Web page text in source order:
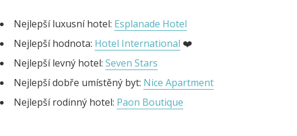
Nejlepší luxusní hotel: Esplanade Hotel
Nejlepší hodnota: Hotel International ❤️
Nejlepší levný hotel: Seven Stars
Nejlepší dobře umístěný byt: Nice Apartment
Nejlepší rodinný hotel: Paon Boutique